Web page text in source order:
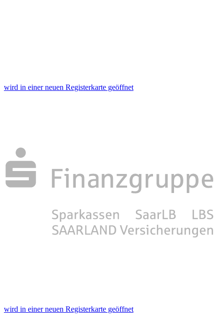
wird in einer neuen Registerkarte geöffnet
wird in einer neuen Registerkarte geöffnet